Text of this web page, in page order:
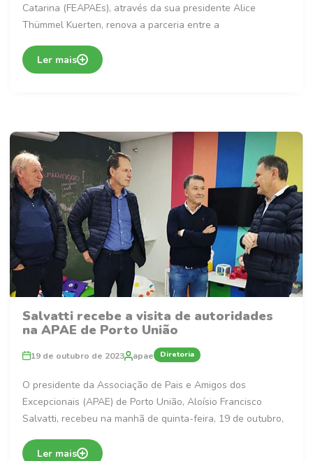
Catarina (FEAPAEs), através da sua presidente Alice
Thümmel Kuerten, renova a parceria entre a
Ler mais
Salvatti recebe a visita de autoridades
na APAE de Porto União
19 de outubro de 2023 apae Diretoria
O presidente da Associação de Pais e Amigos dos
Excepcionais (APAE) de Porto União, Aloísio Francisco
Salvatti, recebeu na manhã de quinta-feira, 19 de outubro,
Ler mais